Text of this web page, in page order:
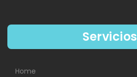
Servicios
Home